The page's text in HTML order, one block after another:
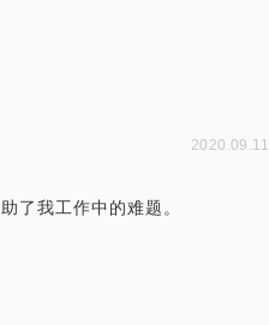
2020.09.11
了我工作中的难题。